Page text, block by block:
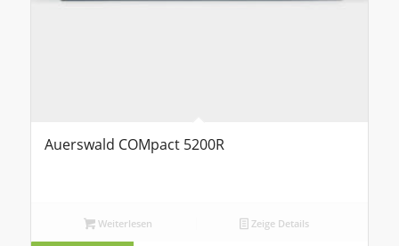
Auerswald COMpact 5200R
Weiterlesen Zeige Details